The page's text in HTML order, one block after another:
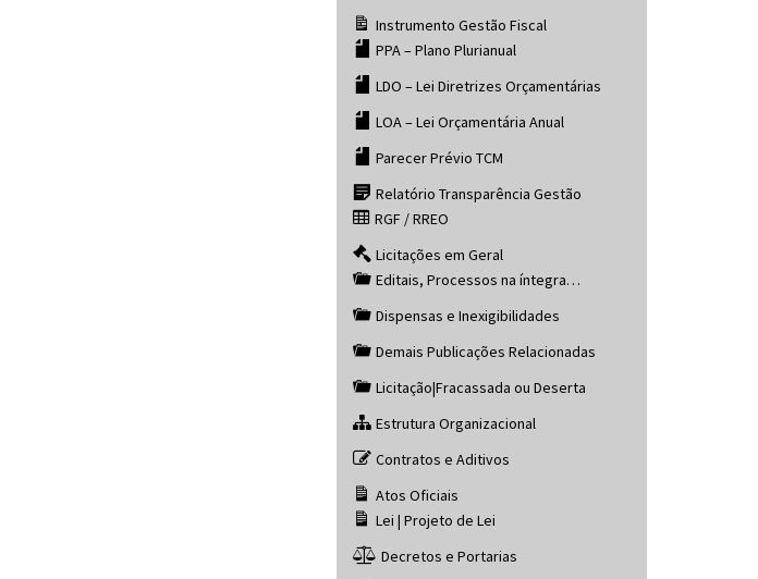
Instrumento Gestão Fiscal
PPA – Plano Plurianual
LDO – Lei Diretrizes Orçamentárias
LOA – Lei Orçamentária Anual
Parecer Prévio TCM
Relatório Transparência Gestão
RGF / RREO
Licitações em Geral
Editais, Processos na íntegra…
Dispensas e Inexigibilidades
Demais Publicações Relacionadas
Licitação|Fracassada ou Deserta
Estrutura Organizacional
Contratos e Aditivos
Atos Oficiais
Lei | Projeto de Lei
Decretos e Portarias